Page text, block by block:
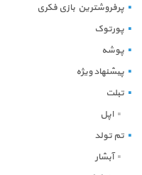
پرفروشترین بازی فکری
پورتوک
پوشه
پیشنهاد ویژه
تبلت
اپل
تم تولد
آبشار